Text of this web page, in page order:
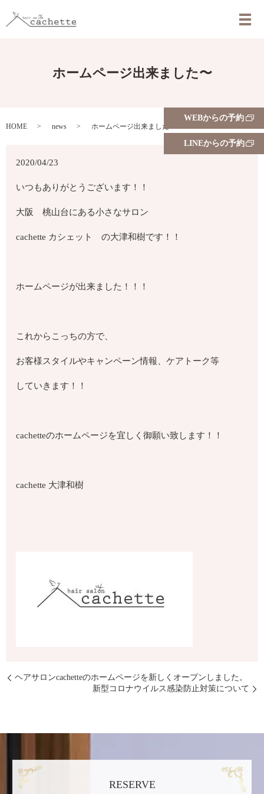
メ
WEBからの予約
LINEからの予約
ホームページ出来ました〜
HOME news ホームページ出来ました〜
2020/04/23
いつもありがとうございます！！
大阪 桃山台にある小さなサロン
cachette カシェット の大津和樹です！！
ホームページが出来ました！！！
これからこっちの方で、
お客様スタイルやキャンペーン情報、ケアトーク等
していきます！！
cachetteのホームページを宜しく御願い致します！！
cachette 大津和樹
ヘアサロンcachetteのホームページを新しくオープンしました。
新型コロナウイルス感染防止対策について
RESERVE